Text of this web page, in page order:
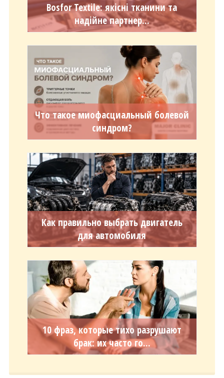
Bosfor Textile: якісні тканини та
надійне партнер...
Что такое миофасциальный болевой
синдром?
Как правильно выбрать двигатель
для автомобиля
10 фраз, которые тихо разрушают
брак: их часто го...